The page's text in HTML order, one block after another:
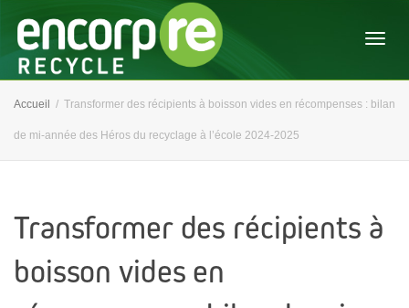
Accueil Transformer des récipients à boisson vides en récompenses : bilan
de mi-année des Héros du recyclage à l’école 2024-2025
Transformer des récipients à
boisson vides en